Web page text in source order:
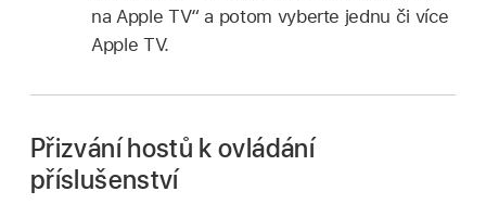
na Apple TV“ a potom vyberte jednu či více
Apple TV.
Přizvání hostů k ovládání
příslušenství